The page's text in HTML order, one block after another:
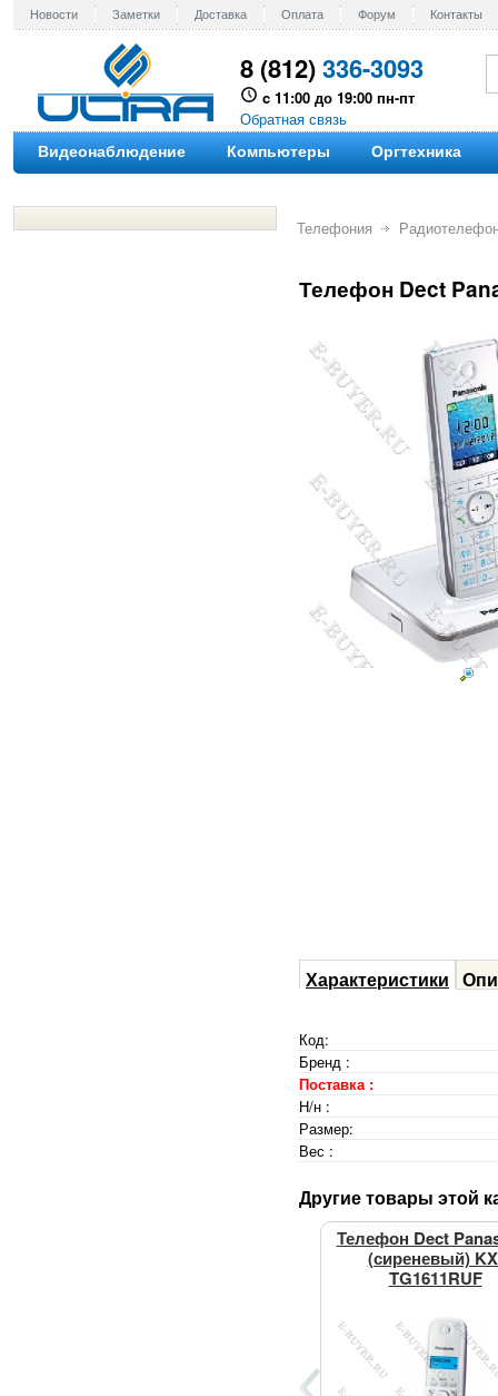
Новости Заметки Доставка Оплата Форум Контакты
8 (812)336-3093
c 11:00 до 19:00 пн-пт
Обратная связь
Видеонаблюдение Компьютеры Оргтехника
Телефония
Телефон Dect
Характеристики
Код:
Бренд :
Поставка :
Н/н :
Размер:
Вес :
Другие товары этой
Телефон Dect
(сиреневый)
TG1611RUF